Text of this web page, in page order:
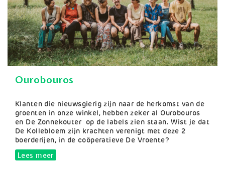
Ourobouros
Samenvatting
Klanten die nieuwsgierig zijn naar de herkomst van de
groenten in onze winkel, hebben zeker al Ourobouros
en De Zonnekouter op de labels zien staan. Wist je dat
De Kollebloem zijn krachten verenigt met deze 2
boerderijen, in de coöperatieve De Vroente?
Lees meerover Ourobouros